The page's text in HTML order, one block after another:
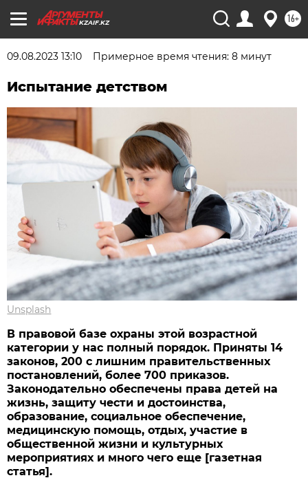
KZAIF.KZ 16+
09.08.2023 13:10 Примерное время чтения: 8 минут
Испытание детством
Unsplash
В правовой базе охраны этой возрастной
категории у нас полный порядок. Приняты 14
законов, 200 с лишним правительственных
постановлений, более 700 приказов.
Законодательно обеспечены права детей на
жизнь, защиту чести и достоинства,
образование, социальное обеспечение,
медицинскую помощь, отдых, участие в
общественной жизни и культурных
мероприятиях и много чего еще [газетная
статья].